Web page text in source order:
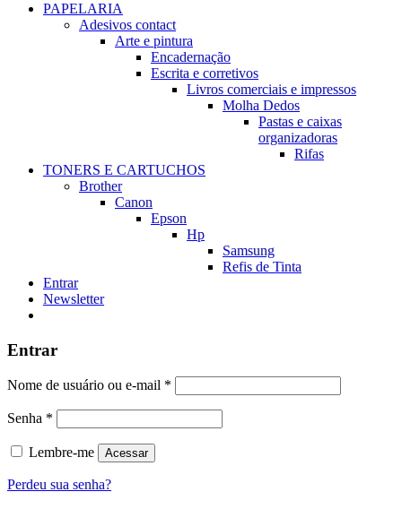
PAPELARIA
Adesivos contact
Arte e pintura
Encadernação
Escrita e corretivos
Livros comerciais e impressos
Molha Dedos
Pastas e caixas
organizadoras
Rifas
TONERS E CARTUCHOS
Brother
Canon
Epson
Hp
Samsung
Refis de Tinta
Entrar
Newsletter
Entrar
Nome de usuário ou e-mail *
Senha *
Lembre-me Acessar
Perdeu sua senha?